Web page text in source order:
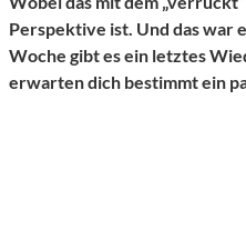
Perspektive ist. Und das war
Woche gibt es ein letztes
erwarten dich bestimmt ein